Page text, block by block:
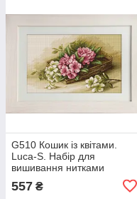
G510 Кошик із квітами.
Luca-S. Набір для
вишивання нитками
557 ₴